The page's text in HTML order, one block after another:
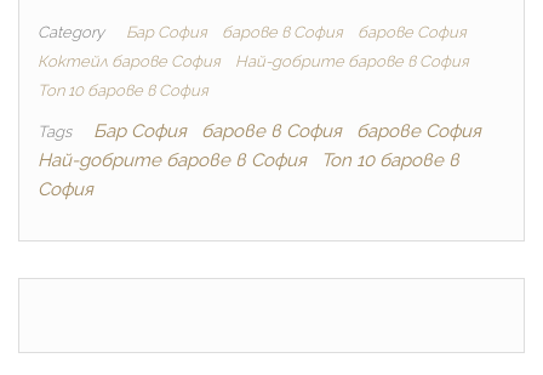
Category Бар София барове в София
барове София
Коктейл барове София
Най-добрите барове в София
Топ 10 барове в София
Tags Бар София барове в София
барове София
Най-добрите барове в София
Топ 10 барове в
София